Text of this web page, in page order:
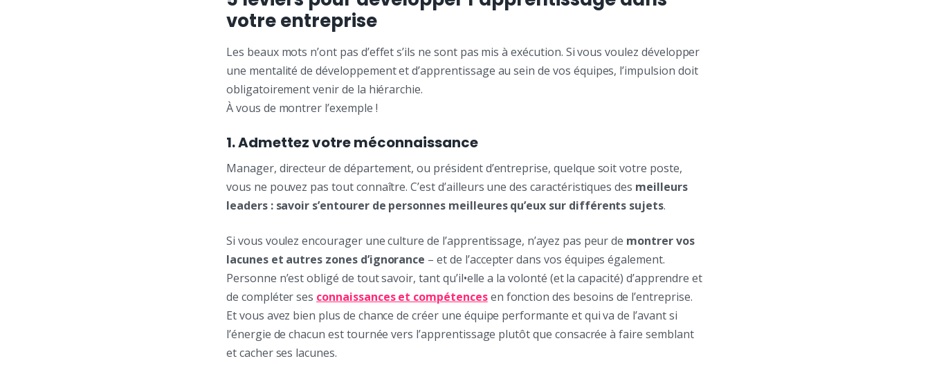
votre entreprise
Les beaux mots n’ont pas d’effet s’ils ne sont pas mis à exécution. Si vous voulez développer
une mentalité de développement et d’apprentissage au sein de vos équipes, l’impulsion doit
obligatoirement venir de la hiérarchie.
À vous de montrer l’exemple !
1. Admettez votre méconnaissance
Manager, directeur de département, ou président d’entreprise, quelque soit votre poste,
vous ne pouvez pas tout connaître. C’est d’ailleurs une des caractéristiques des meilleurs
leaders : savoir s’entourer de personnes meilleures qu’eux sur différents sujets.
Si vous voulez encourager une culture de l’apprentissage, n’ayez pas peur de montrer vos
lacunes et autres zones d’ignorance – et de l’accepter dans vos équipes également.
Personne n’est obligé de tout savoir, tant qu’il•elle a la volonté (et la capacité) d’apprendre et
de compléter ses connaissances et compétencesen fonction des besoins de l’entreprise.
Et vous avez bien plus de chance de créer une équipe performante et qui va de l’avant si
l’énergie de chacun est tournée vers l’apprentissage plutôt que consacrée à faire semblant
et cacher ses lacunes.